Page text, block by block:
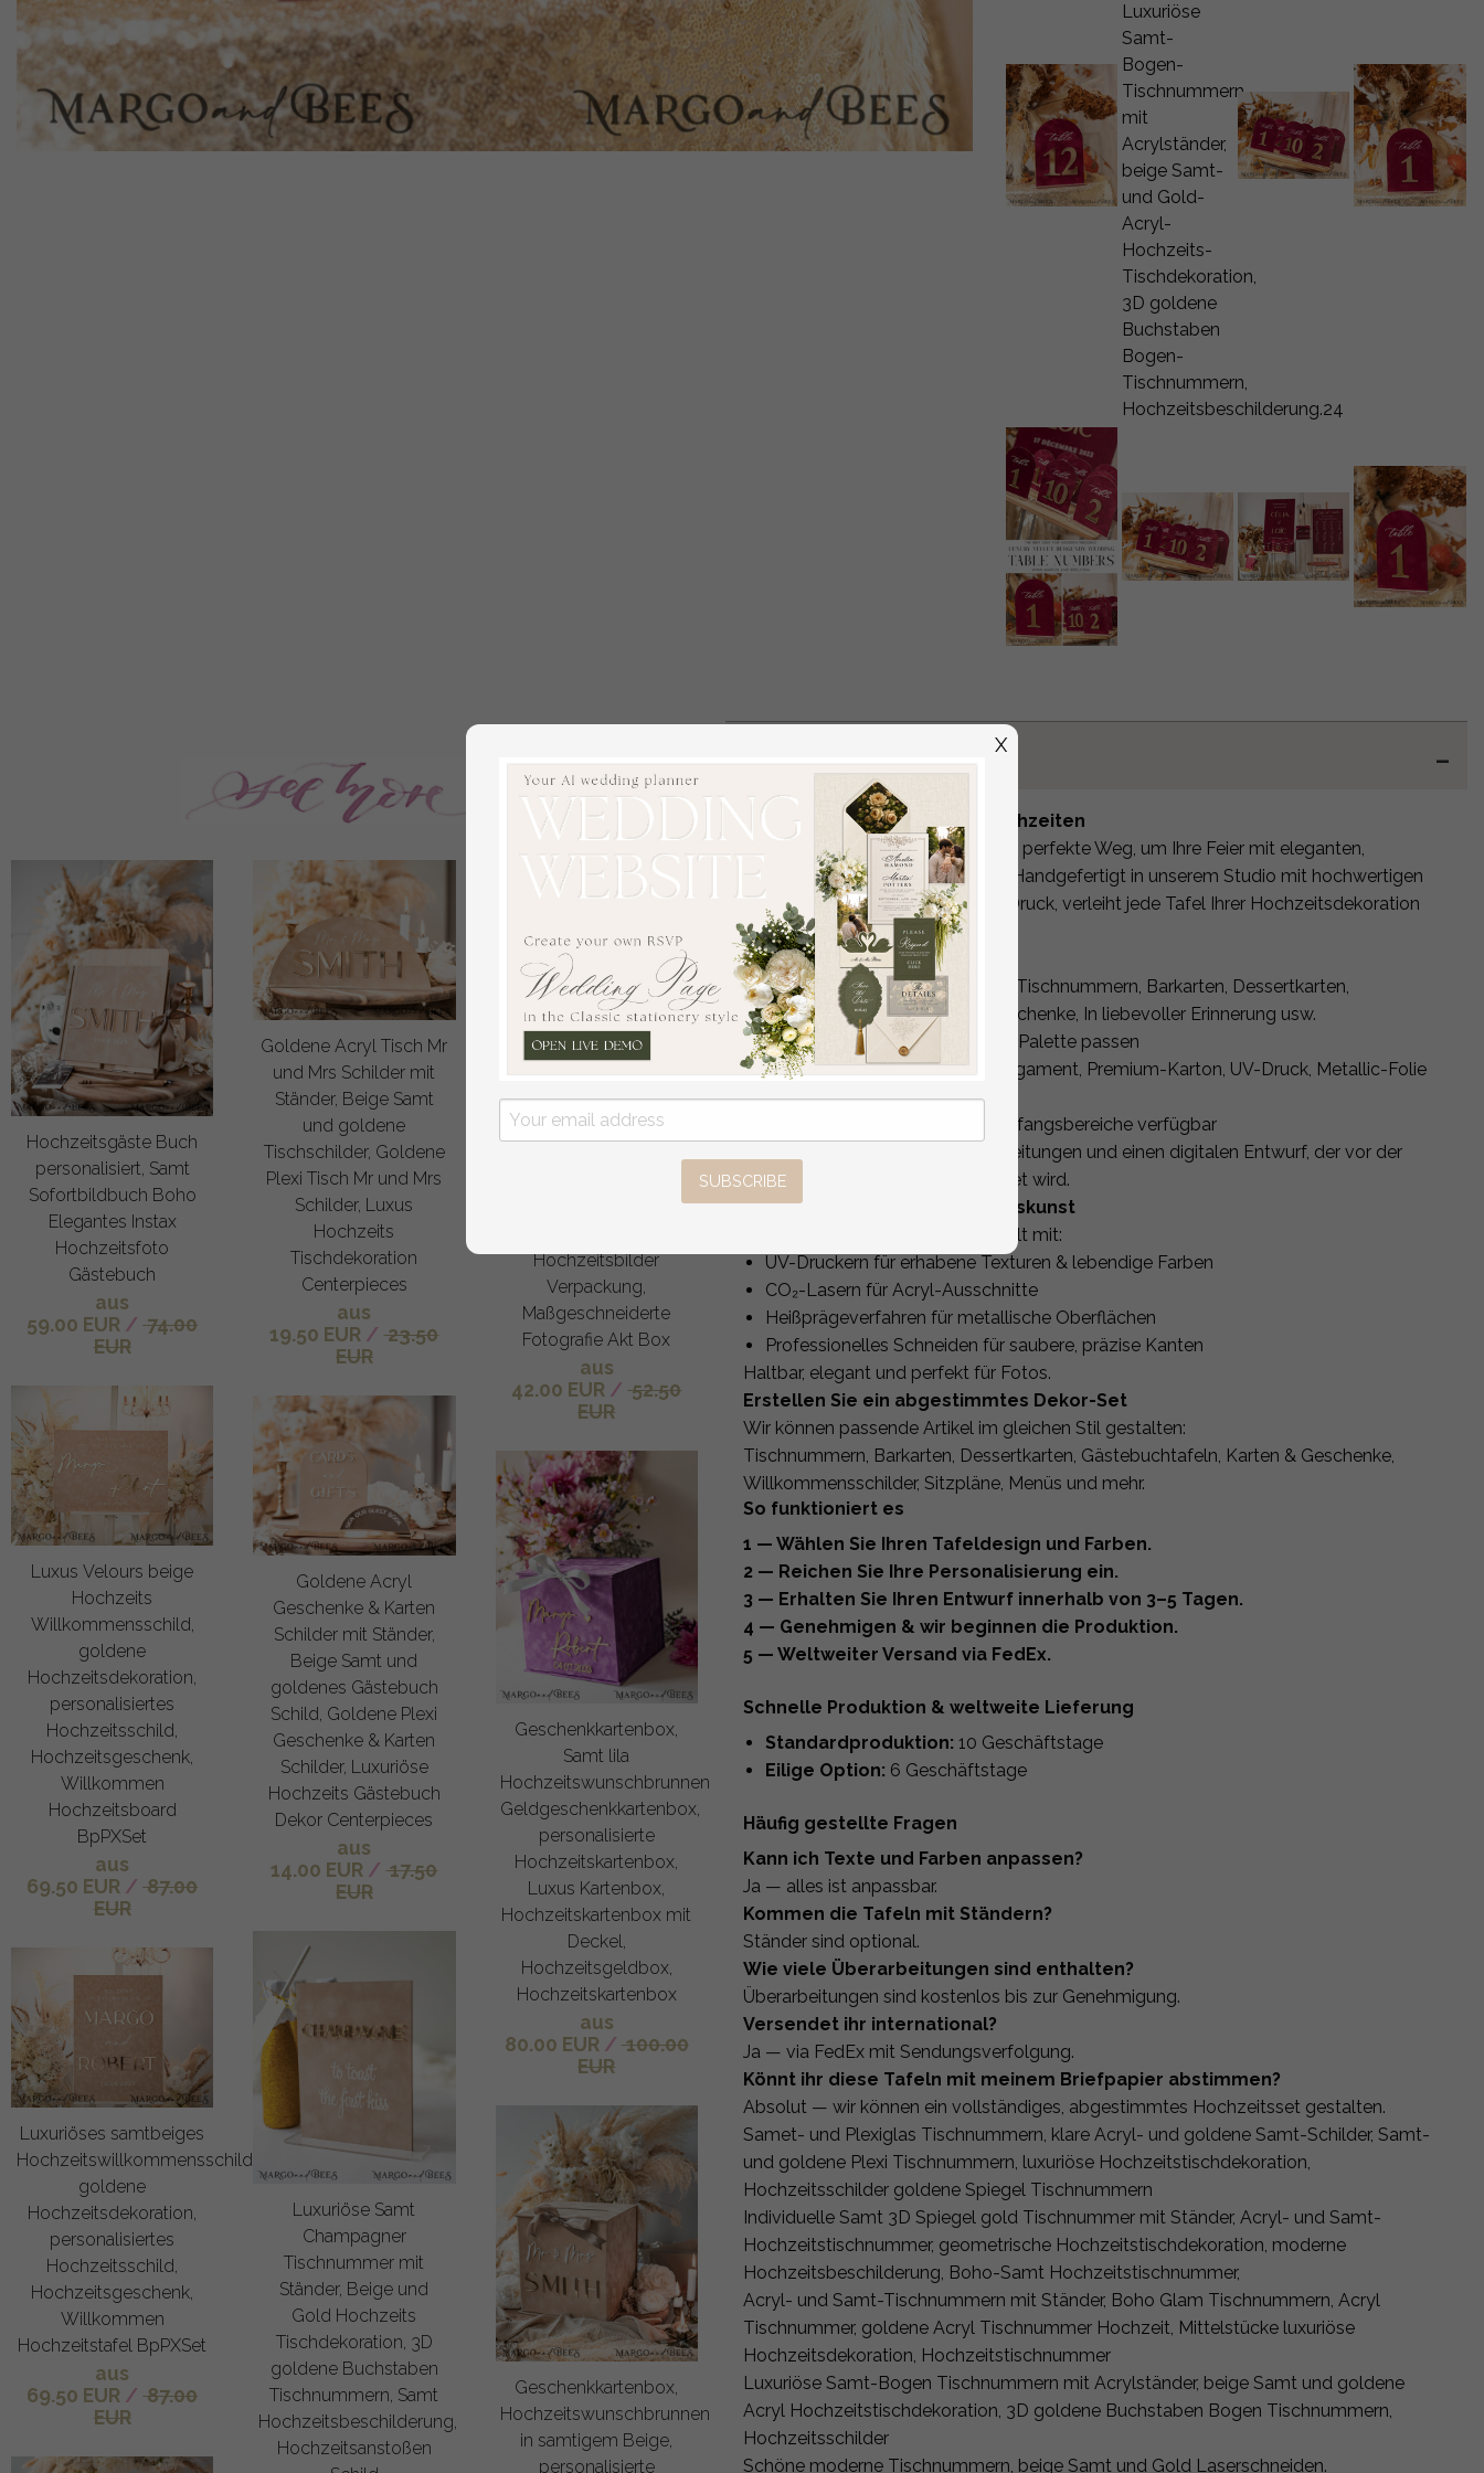
Hochzeitsgäste Buch
personalisiert, Samt
Sofortbildbuch Boho
Elegantes Instax
Hochzeitsfoto
Gästebuch
aus
59.00 EUR /74.00
EUR
Luxus Velours beige
Hochzeits
Willkommensschild,
goldene
Hochzeitsdekoration,
personalisiertes
Hochzeitsschild,
Hochzeitsgeschenk,
Willkommen
Hochzeitsboard
BpPXSet
aus
69.50 EUR /87.00
EUR
Luxuriöses samtbeiges
Hochzeitswillkommensschild,
goldene
Hochzeitsdekoration,
personalisiertes
Hochzeitsschild,
Hochzeitsgeschenk,
Willkommen
Hochzeitstafel BpPXSet
aus
69.50 EUR /87.00
EUR
Goldene Acryl Tisch Mr
und Mrs Schilder mit
Ständer, Beige Samt
und goldene
Tischschilder, Goldene
Plexi Tisch Mr und Mrs
Schilder, Luxus
Hochzeits
Tischdekoration
Centerpieces
aus
19.50 EUR / 23.50
EUR
Goldene Acryl
Geschenke & Karten
Schilder mit Ständer,
Beige Samt und
goldenes Gästebuch
Schild, Goldene Plexi
Geschenke & Karten
Schilder, Luxuriöse
Hochzeits Gästebuch
Dekor Centerpieces
aus
14.00 EUR / 17.50
EUR
Luxuriöse Samt
Champagner
Tischnummer mit
Ständer, Beige und
Gold Hochzeits
Tischdekoration, 3D
goldene Buchstaben
Tischnummern, Samt
Hochzeitsbeschilderung,
Hochzeitsanstoßen
Tan Samt Foto Box
Hochzeits Gedächtnis
Box, Beige
Fotografen Geschenke
Hochzeitsbilder
Verpackung,
Maßgeschneiderte
Fotografie Akt Box
aus
42.00 EUR /52.50
EUR
Geschenkkartenbox,
Samt lila
Hochzeitswunschbrunnen
Geldgeschenkkartenbox,
personalisierte
Hochzeitskartenbox,
Luxus Kartenbox,
Hochzeitskartenbox mit
Deckel,
Hochzeitsgeldbox,
Hochzeitskartenbox
aus
80.00 EUR / 100.00
EUR
Geschenkkartenbox,
Hochzeitswunschbrunnen
in samtigem Beige,
personalisierte
Dekorationstafeln für Lux Hochzeiten
Hochzeitstafelnsind der perfekte Weg, um Ihre Feier mit eleganten,
stimmigen Details zu bereichern. Handgefertigt in unserem Studio mit hochwertigen
Materialien und professionellem Druck, verleiht jede Tafel Ihrer Hochzeitsdekoration
einen polierten Touch.
Anpassbar an Ihren Stil
Alle Arten von Beschriftungen: Tischnummern, Barkarten, Dessertkarten,
Gästebuchtafeln, Karten & Geschenke, In liebevoller Erinnerung usw.
Individuelle Farben, die zu Ihrer Palette passen
Wahl der Materialien: Acryl, Pergament, Premium-Karton, UV-Druck, Metallic-Folie
Optionale Ständer
Passende Designs für alle Empfangsbereiche verfügbar
Genießen Sie kostenlose Überarbeitungen und einen digitalen Entwurf, der vor der
Produktion an Ihre E-Mail gesendet wird.
Premium Qualität & Handwerkskunst
Jede Tafel wird im Haus hergestellt mit:
UV-Druckern für erhabene Texturen & lebendige Farben
CO₂-Lasern für Acryl-Ausschnitte
Heißprägeverfahren für metallische Oberflächen
Professionelles Schneiden für saubere, präzise Kanten
Haltbar, elegant und perfekt für Fotos.
Erstellen Sie ein abgestimmtes Dekor-Set
Wir können passende Artikel im gleichen Stil gestalten:
Tischnummern, Barkarten, Dessertkarten, Gästebuchtafeln, Karten & Geschenke,
Willkommensschilder, Sitzpläne, Menüs und mehr.
So funktioniert es
1 — Wählen Sie Ihren Tafeldesign und Farben.
2 — Reichen Sie Ihre Personalisierung ein.
3 — Erhalten Sie Ihren Entwurf innerhalb von 3–5 Tagen.
4 — Genehmigen & wir beginnen die Produktion.
5 — Weltweiter Versand via FedEx.
Schnelle Produktion & weltweite Lieferung
Standardproduktion: 10 Geschäftstage
Eilige Option: 6 Geschäftstage
Häufig gestellte Fragen
Kann ich Texte und Farben anpassen?
Ja — alles ist anpassbar.
Kommen die Tafeln mit Ständern?
Ständer sind optional.
Wie viele Überarbeitungen sind enthalten?
Überarbeitungen sind kostenlos bis zur Genehmigung.
Versendet ihr international?
Ja — via FedEx mit Sendungsverfolgung.
Könnt ihr diese Tafeln mit meinem Briefpapier abstimmen?
Absolut — wir können ein vollständiges, abgestimmtes Hochzeitsset gestalten.
Samet- und Plexiglas Tischnummern, klare Acryl- und goldene Samt-Schilder, Samt-
und goldene Plexi Tischnummern, luxuriöse Hochzeitstischdekoration,
Hochzeitsschilder goldene Spiegel Tischnummern
Individuelle Samt 3D Spiegel gold Tischnummer mit Ständer, Acryl- und Samt-
Hochzeitstischnummer, geometrische Hochzeitstischdekoration, moderne
Hochzeitsbeschilderung, Boho-Samt Hochzeitstischnummer,
Acryl- und Samt-Tischnummern mit Ständer, Boho Glam Tischnummern, Acryl
Tischnummer, goldene Acryl Tischnummer Hochzeit, Mittelstücke luxuriöse
Hochzeitsdekoration, Hochzeitstischnummer
Luxuriöse Samt-Bogen Tischnummern mit Acrylständer, beige Samt und goldene
Acryl Hochzeitstischdekoration, 3D goldene Buchstaben Bogen Tischnummern,
Hochzeitsschilder
Schöne moderne Tischnummern, beige Samt und Gold Laserschneiden.
SUBSCRIBE
X